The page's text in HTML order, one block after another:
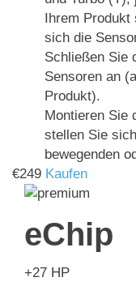
Ihrem Produkt
sich die
Schließen Sie
Sensoren an
Produkt).
Montieren Sie
stellen Sie
bewegenden
€249 Kaufen
eChip
+27 HP